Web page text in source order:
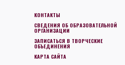
КОНТАКТЫ
СВЕДЕНИЯ ОБ ОБРАЗОВАТЕЛЬНОЙ
ОРГАНИЗАЦИИ
ЗАПИСАТЬСЯ В ТВОРЧЕСКИЕ
ОБЪЕДИНЕНИЯ
КАРТА САЙТА